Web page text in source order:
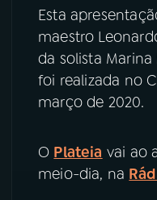
ACOMPANHE A RÁDIO MEC
YouTube
Instagram
TikTok
Esta
maestro
da solista
foi realizada no
março de 2020.
O Plateia vai ao
meio-dia, na